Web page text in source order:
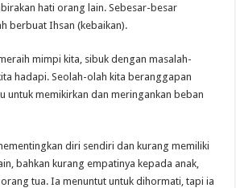
hati orang lain. Sebesar-besar
berbuat Ihsan (kebaikan).
mimpi kita, sibuk dengan masalah-
hadapi. Seolah-olah kita beranggapan
untuk memikirkan dan meringankan beban
diri sendiri dan kurang memiliki
bahkan kurang empatinya kepada anak,
tua. Ia menuntut untuk dihormati, tapi ia